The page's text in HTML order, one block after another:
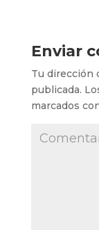
Enviar
Tu dirección
publicada.
marcados